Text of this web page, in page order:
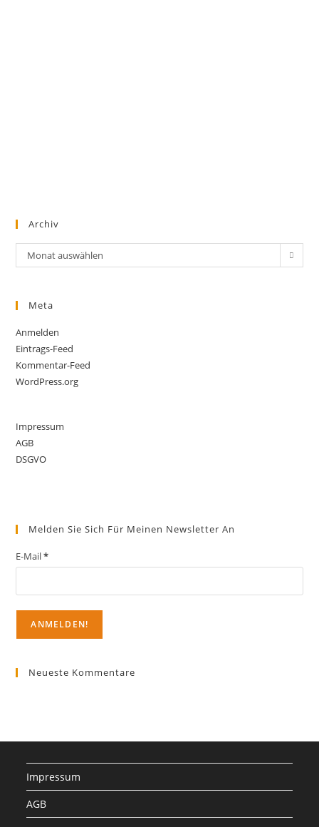
Archiv
Archiv
Monat auswählen
Meta
Anmelden
Eintrags-Feed
Kommentar-Feed
WordPress.org
Impressum
AGB
DSGVO
Melden Sie Sich Für Meinen Newsletter An
E-Mail*
Neueste Kommentare
Impressum
AGB